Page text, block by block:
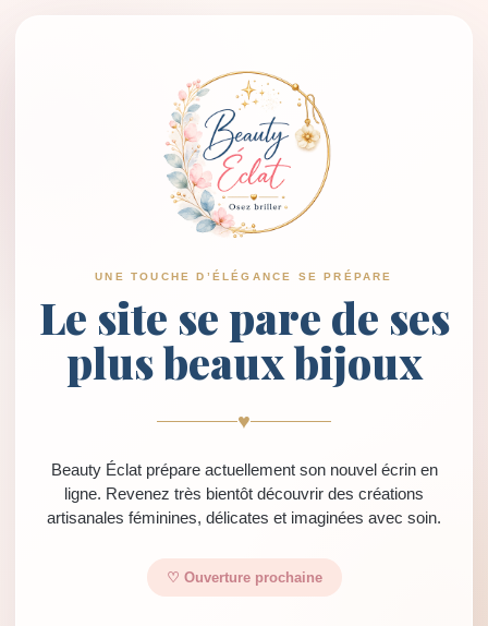
UNE TOUCHE D’ÉLÉGANCE SE PRÉPARE
Le site se pare de ses
plus beaux bijoux
♥
Beauty Éclat prépare actuellement son nouvel écrin en
ligne. Revenez très bientôt découvrir des créations
artisanales féminines, délicates et imaginées avec soin.
♡ Ouverture prochaine